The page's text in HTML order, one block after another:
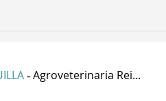
- Agroveterinaria Rei...